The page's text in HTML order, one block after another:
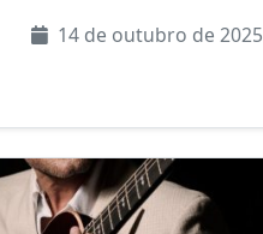
14 de outubro de 2025